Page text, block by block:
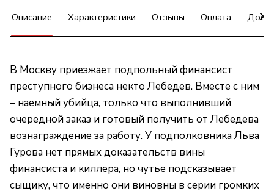
Описание Характеристики Отзывы Оплата
В Москву приезжает подпольный финансист
преступного бизнеса некто Лебедев. Вместе с ним
– наемный убийца, только что выполнивший
очередной заказ и готовый получить от Лебедева
вознаграждение за работу. У подполковника Льва
Гурова нет прямых доказательств вины
финансиста и киллера, но чутье подсказывает
сыщику, что именно они виновны в серии громких